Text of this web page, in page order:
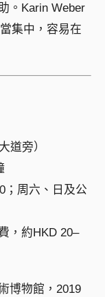
。Karin Weber
集中，容易在
道旁）
；周六、日及公
，約HKD 20–
博物館，2019